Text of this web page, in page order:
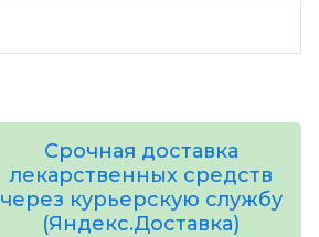
Срочная доставка
лекарственных средств
через курьерскую службу
(Яндекс.Доставка)